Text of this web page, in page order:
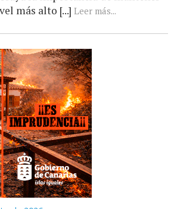
más alto [...] Leer más...